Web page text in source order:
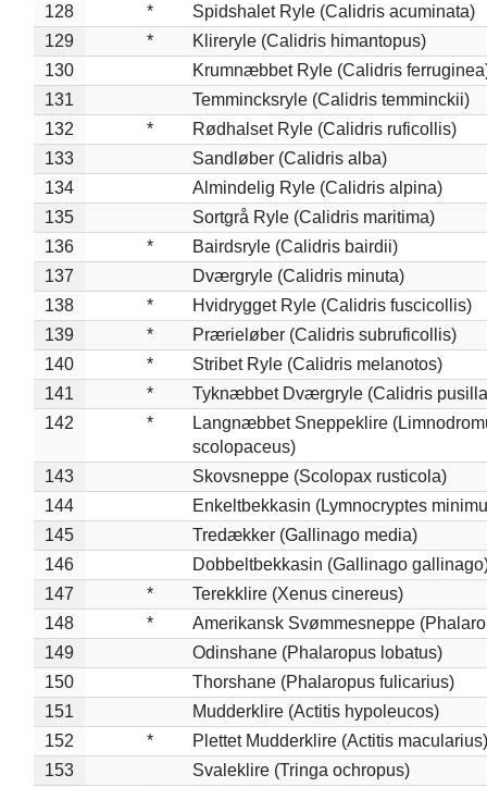
128
*
Spidshalet Ryle (Calidris acuminata)
129
*
Klireryle (Calidris himantopus)
130
Krumnæbbet Ryle (Calidris
131
Temmincksryle (Calidris temminckii)
132
*
Rødhalset Ryle (Calidris ruficollis)
133
Sandløber (Calidris alba)
134
Almindelig Ryle (Calidris alpina)
135
Sortgrå Ryle (Calidris maritima)
136
*
Bairdsryle (Calidris bairdii)
137
Dværgryle (Calidris minuta)
138
*
Hvidrygget Ryle (Calidris fuscicollis)
139
*
Prærieløber (Calidris subruficollis)
140
*
Stribet Ryle (Calidris melanotos)
141
*
Tyknæbbet Dværgryle (Calidris
142
*
Langnæbbet Sneppeklire
scolopaceus)
143
Skovsneppe (Scolopax rusticola)
144
Enkeltbekkasin (Lymnocryptes
145
Tredækker (Gallinago media)
146
Dobbeltbekkasin (Gallinago
147
*
Terekklire (Xenus cinereus)
148
*
Amerikansk Svømmesneppe
149
Odinshane (Phalaropus lobatus)
150
Thorshane (Phalaropus fulicarius)
151
Mudderklire (Actitis hypoleucos)
152
*
Plettet Mudderklire (Actitis macularius)
153
Svaleklire (Tringa ochropus)